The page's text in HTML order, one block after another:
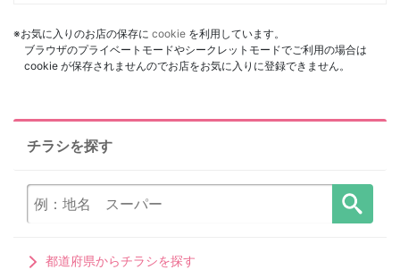
※お気に入りのお店の保存に cookie を利用しています。
ブラウザのプライベートモードやシークレットモードでご利用の場合は
cookie が保存されませんのでお店をお気に入りに登録できません。
チラシを探す
都道府県からチラシを探す